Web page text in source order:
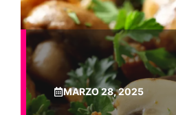
MARZO 28, 2025